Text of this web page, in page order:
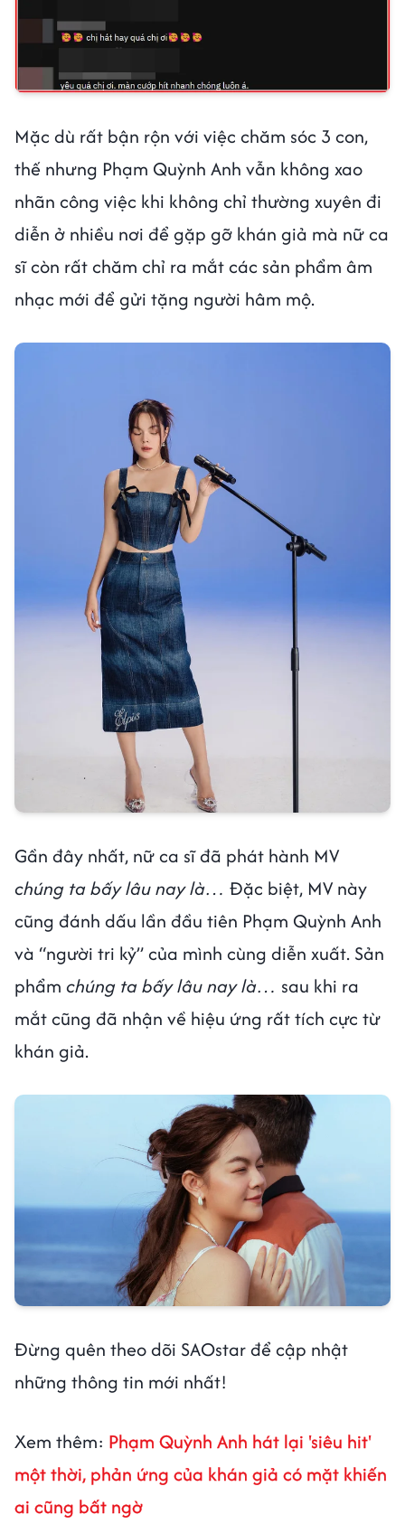
Mặc dù rất bận rộn với việc chăm sóc 3 con,
thế nhưng Phạm Quỳnh Anh vẫn không xao
nhãn công việc khi không chỉ thường xuyên đi
diễn ở nhiều nơi để gặp gỡ khán giả mà nữ ca
sĩ còn rất chăm chỉ ra mắt các sản phẩm âm
nhạc mới để gửi tặng người hâm mộ.
Gần đây nhất, nữ ca sĩ đã phát hành MV
chúng ta bấy lâu nay là… Đặc biệt, MV này
cũng đánh dấu lần đầu tiên Phạm Quỳnh Anh
và “người tri kỷ” của mình cùng diễn xuất. Sản
phẩm chúng ta bấy lâu nay là… sau khi ra
mắt cũng đã nhận về hiệu ứng rất tích cực từ
khán giả.
Đừng quên theo dõi SAOstar để cập nhật
những thông tin mới nhất!
Xem thêm: Phạm Quỳnh Anh hát lại 'siêu hit'
một thời, phản ứng của khán giả có mặt khiến
ai cũng bất ngờ